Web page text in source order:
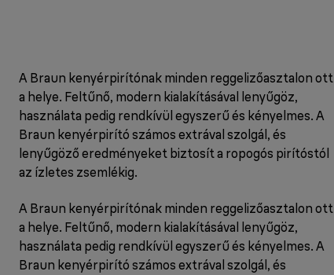
A Braun kenyérpirítónak minden reggelizőasztalon ott
a helye. Feltűnő, modern kialakításával lenyűgöz,
használata pedig rendkívül egyszerű és kényelmes. A
Braun kenyérpirító számos extrával szolgál, és
lenyűgöző eredményeket biztosít a ropogós pirítóstól
az ízletes zsemlékig.
A Braun kenyérpirítónak minden reggelizőasztalon ott
a helye. Feltűnő, modern kialakításával lenyűgöz,
használata pedig rendkívül egyszerű és kényelmes. A
Braun kenyérpirító számos extrával szolgál, és